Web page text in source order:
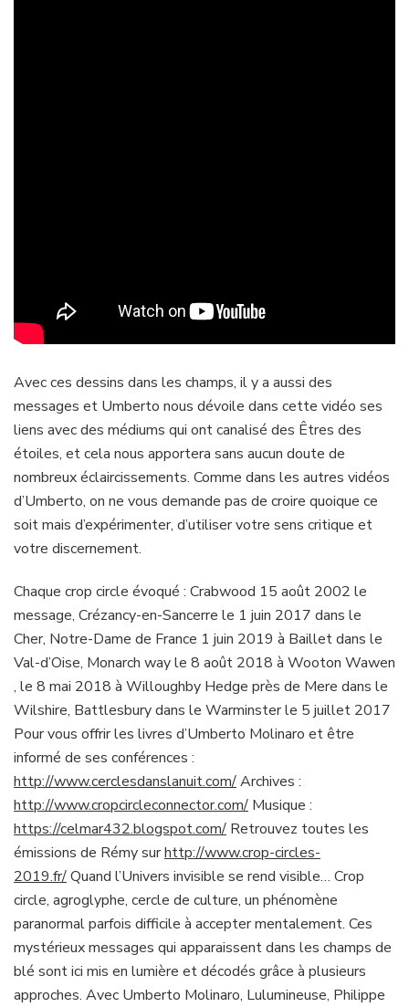
Avec ces dessins dans les champs, il y a aussi des
messages et Umberto nous dévoile dans cette vidéo ses
liens avec des médiums qui ont canalisé des Êtres des
étoiles, et cela nous apportera sans aucun doute de
nombreux éclaircissements. Comme dans les autres vidéos
d’Umberto, on ne vous demande pas de croire quoique ce
soit mais d’expérimenter, d’utiliser votre sens critique et
votre discernement.
Chaque crop circle évoqué : Crabwood 15 août 2002 le
message, Crézancy-en-Sancerre le 1 juin 2017 dans le
Cher, Notre-Dame de France 1 juin 2019 à Baillet dans le
Val-d’Oise, Monarch way le 8 août 2018 à Wooton Wawen
, le 8 mai 2018 à Willoughby Hedge près de Mere dans le
Wilshire, Battlesbury dans le Warminster le 5 juillet 2017
Pour vous offrir les livres d’Umberto Molinaro et être
informé de ses conférences :
http://www.cerclesdanslanuit.com/Archives :
http://www.cropcircleconnector.com/ Musique :
https://celmar432.blogspot.com/ Retrouvez toutes les
émissions de Rémy surhttp://www.crop-circles-
2019.fr/Quand l’Univers invisible se rend visible… Crop
circle, agroglyphe, cercle de culture, un phénomène
paranormal parfois difficile à accepter mentalement. Ces
mystérieux messages qui apparaissent dans les champs de
blé sont ici mis en lumière et décodés grâce à plusieurs
approches. Avec Umberto Molinaro, Lulumineuse, Philippe